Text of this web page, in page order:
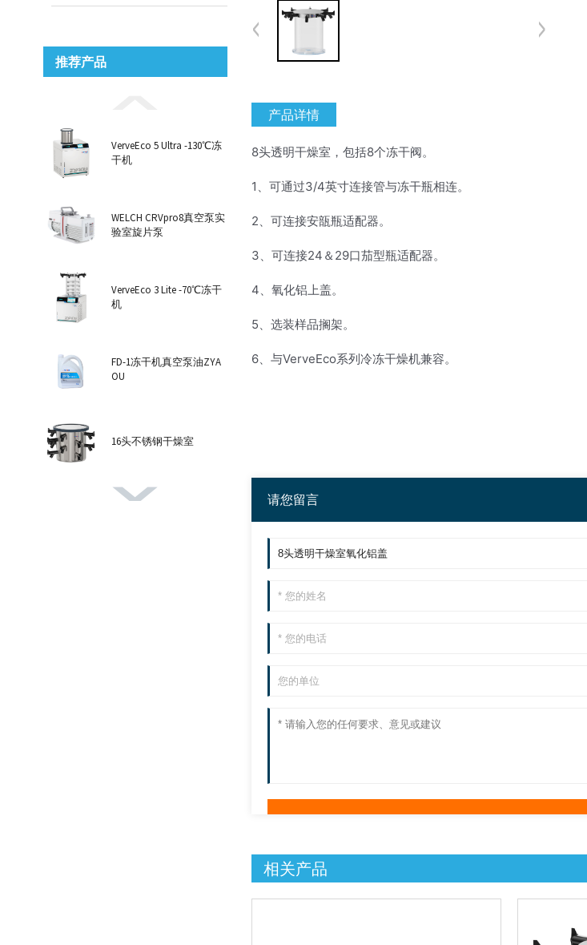
推荐产品
VerveEco 5 Ultra -130℃冻
干机
WELCH CRVpro8真空泵实
验室旋片泵
VerveEco 3 Lite -70℃冻干
机
FD-1冻干机真空泵油ZYA
OU
16头不锈钢干燥室
产品详情
8头透明干燥室，包括8个冻干阀。
1、可通过3/4英寸连接管与冻干瓶相连。
2、可连接安瓿瓶适配器。
3、可连接24＆29口茄型瓶适配器。
4、氧化铝上盖。
5、选装样品搁架。
6、与VerveEco系列冷冻干燥机兼容。
请您留言
相关产品